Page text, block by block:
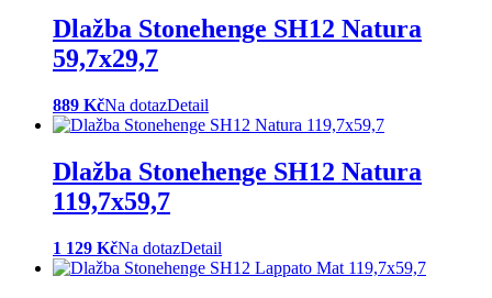
Dlažba Stonehenge SH12 Natura
59,7x29,7
889 KčNa dotazDetail
Dlažba Stonehenge SH12 Natura
119,7x59,7
1 129 KčNa dotazDetail